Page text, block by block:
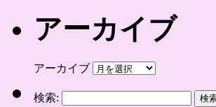
アーカイブ
アーカイブ
検索: